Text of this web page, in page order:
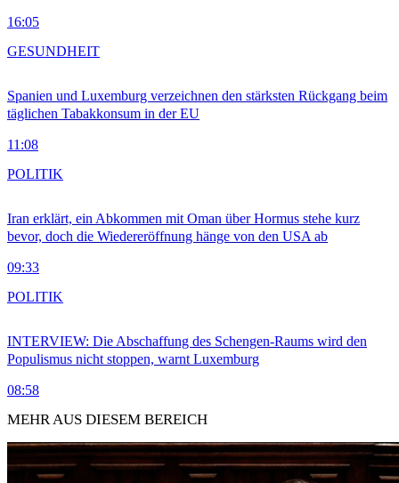
16:05
Spanien und Luxemburg verzeichnen den stärksten Rückgang beim
täglichen Tabakkonsum in der EU
11:08
GESUNDHEIT
Iran erklärt, ein Abkommen mit Oman über Hormus stehe kurz
bevor, doch die Wiedereröffnung hänge von den USA ab
09:33
POLITIK
INTERVIEW: Die Abschaffung des Schengen-Raums wird den
Populismus nicht stoppen, warnt Luxemburg
08:58
POLITIK
MEHR AUS DIESEM BEREICH